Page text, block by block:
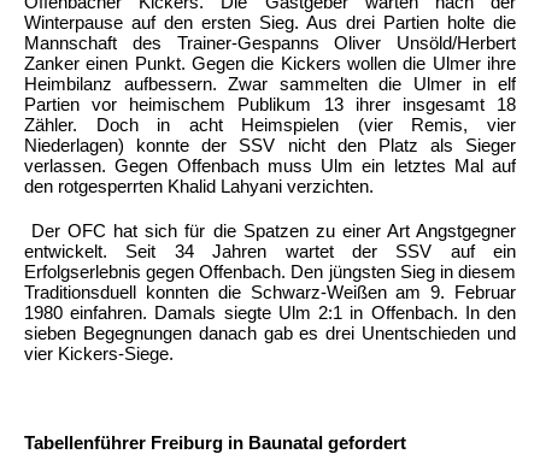
Winterpause auf den ersten Sieg. Aus drei Partien holte die
Mannschaft des Trainer-Gespanns Oliver Unsöld/Herbert
Zanker einen Punkt. Gegen die Kickers wollen die Ulmer ihre
Heimbilanz aufbessern. Zwar sammelten die Ulmer in elf
Partien vor heimischem Publikum 13 ihrer insgesamt 18
Zähler. Doch in acht Heimspielen (vier Remis, vier
Niederlagen) konnte der SSV nicht den Platz als Sieger
verlassen. Gegen Offenbach muss Ulm ein letztes Mal auf
den rotgesperrten Khalid Lahyani verzichten.
Der OFC hat sich für die Spatzen zu einer Art Angstgegner
entwickelt. Seit 34 Jahren wartet der SSV auf ein
Erfolgserlebnis gegen Offenbach. Den jüngsten Sieg in diesem
Traditionsduell konnten die Schwarz-Weißen am 9. Februar
1980 einfahren. Damals siegte Ulm 2:1 in Offenbach. In den
sieben Begegnungen danach gab es drei Unentschieden und
vier Kickers-Siege.
Tabellenführer Freiburg in Baunatal gefordert